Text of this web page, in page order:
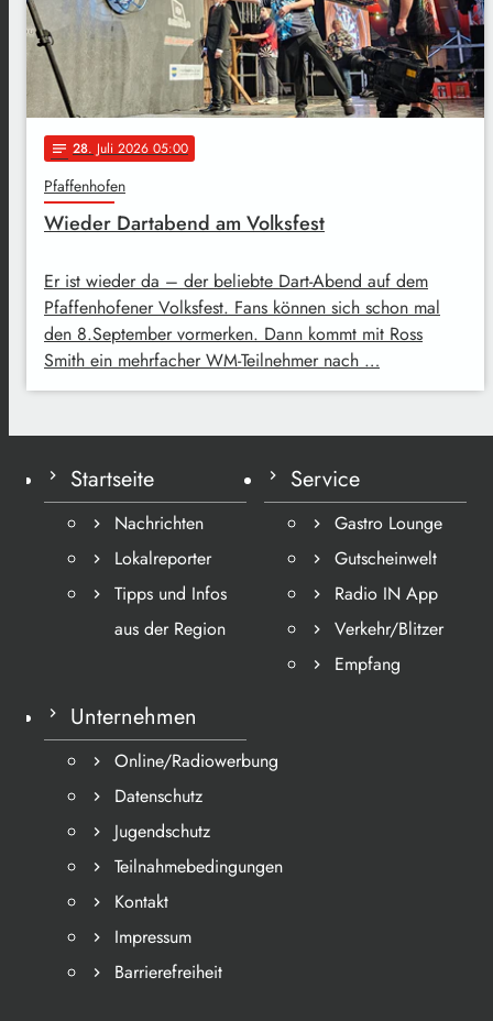
notes 28. Juli 2026 05:00
Pfaffenhofen
Wieder Dartabend am Volksfest
Er ist wieder da – der beliebte Dart-Abend auf dem
Pfaffenhofener Volksfest. Fans können sich schon mal
den 8.September vormerken. Dann kommt mit Ross
Smith ein mehrfacher WM-Teilnehmer nach …
Startseite
Nachrichten
Lokalreporter
Tipps und Infos
aus der Region
Service
Gastro Lounge
Gutscheinwelt
Radio IN App
Verkehr/Blitzer
Empfang
Unternehmen
Online/Radiowerbung
Datenschutz
Jugendschutz
Teilnahmebedingungen
Kontakt
Impressum
Barrierefreiheit